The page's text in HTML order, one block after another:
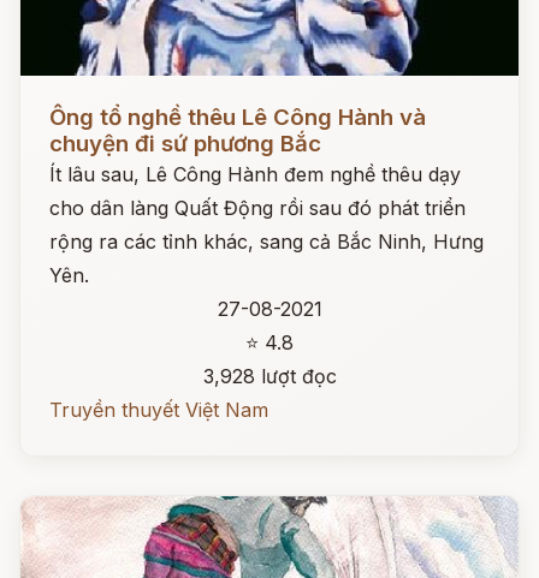
Đọc ngay
Ông tổ nghề thêu Lê Công Hành và
chuyện đi sứ phương Bắc
Ít lâu sau, Lê Công Hành đem nghề thêu dạy
cho dân làng Quất Động rồi sau đó phát triển
rộng ra các tỉnh khác, sang cả Bắc Ninh, Hưng
Yên.
27-08-2021
⭐ 4.8
3,928 lượt đọc
Truyền thuyết Việt Nam